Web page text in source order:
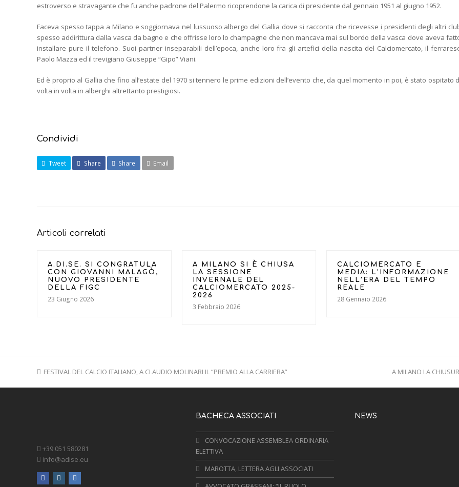
estroverso e stravagante che fu anche padrone del Palermo ricoprendone la carica di presidente dal gennaio 1951 al giugno 1952.
Faceva spesso tappa a Milano e soggiornava nel lussuoso albergo del Gallia dove si racconta che ricevesse i presidenti degli altri
spesso addirittura dalla vasca da bagno e che offrisse loro lo champagne che non mancava mai sul bordo della vasca dove aveva
installare pure il telefono. Suoi partner inseparabili dell’epoca, anche loro fra gli artefici della nascita del Calciomercato, il
Paolo Mazza ed il trevigiano Giuseppe “Gipo” Viani.
Ed è proprio al Gallia che fino all’estate del 1970 si tennero le prime edizioni dell’evento che, da quel momento in poi, è stato ospitato
volta in volta in alberghi altrettanto prestigiosi.
Condividi
Tweet Share Share Email
Articoli correlati
A.DI.SE. SI CONGRATULA
CON GIOVANNI MALAGÒ,
NUOVO PRESIDENTE
DELLA FIGC
23 Giugno 2026
A MILANO SI È CHIUSA
LA SESSIONE
INVERNALE DEL
CALCIOMERCATO 2025-
2026
3 Febbraio 2026
CALCIOMERCATO E
MEDIA: L’INFORMAZIONE
NELL’ERA DEL TEMPO
REALE
28 Gennaio 2026
previous
FESTIVAL DEL CALCIO ITALIANO, A CLAUDIO MOLINARI IL “PREMIO ALLA CARRIERA”
next
A MILANO LA
+39 051 580281
info@adise.eu
facebookinstagram
BACHECA ASSOCIATI
CONVOCAZIONE ASSEMBLEA ORDINARIA
ELETTIVA
MAROTTA, LETTERA AGLI ASSOCIATI
NEWS